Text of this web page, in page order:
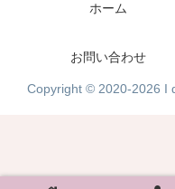
ホーム
お問い合わせ
Copyright © 2020-2026 I